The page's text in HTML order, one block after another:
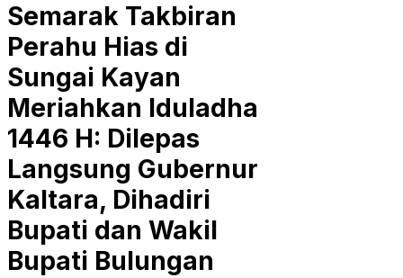
Semarak Takbiran
Perahu Hias di
Sungai Kayan
Meriahkan Iduladha
1446 H: Dilepas
Langsung Gubernur
Kaltara, Dihadiri
Bupati dan Wakil
Bupati Bulungan